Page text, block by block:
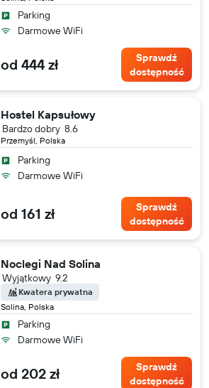
Parking
Darmowe WiFi
od 444 zł
Sprawdź
dostępność
Hostel Kapsułowy
Przemyśl, Polska
8.6
Bardzo dobry
Parking
Darmowe WiFi
od 161 zł
Sprawdź
dostępność
Noclegi Nad Solina
Solina, Polska
9.2
Wyjątkowy
Kwatera prywatna
Parking
Darmowe WiFi
od 202 zł
Sprawdź
dostępność